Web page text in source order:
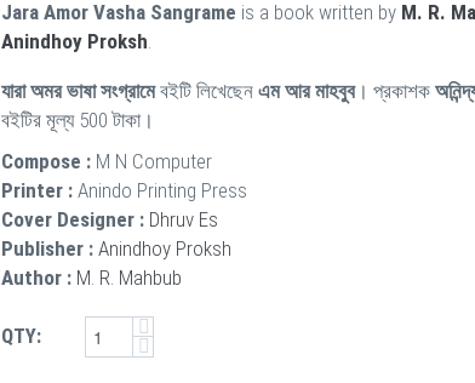
Jara Amor Vasha Sangrame is a book written by M. R.
Anindhoy Proksh.
যারা অমর ভাষা সংগ্রামেবইটি লিখেছেন এম আর মাহবুব। প্রকাশক
বইটির মূল্য 500 টাকা।
Compose : M N Computer
Printer : Anindo Printing Press
Cover Designer : Dhruv Es
Publisher : Anindhoy Proksh
Author : M. R. Mahbub
QTY: